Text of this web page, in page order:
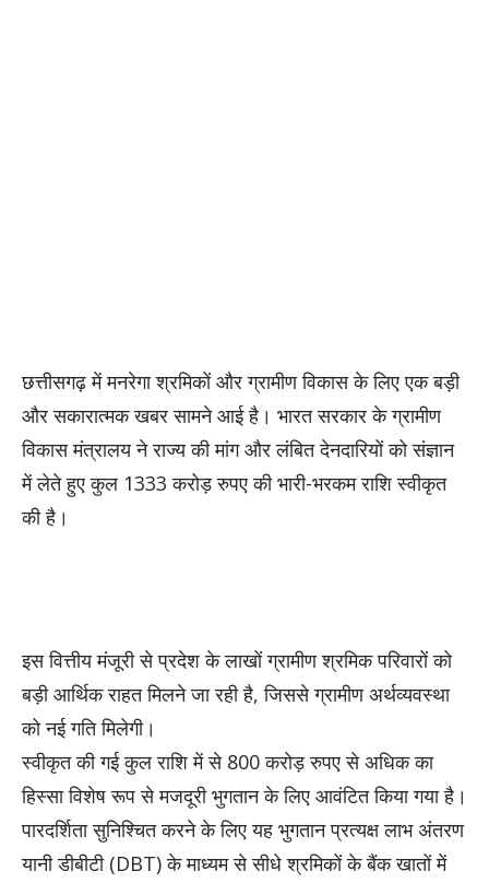
छत्तीसगढ़ में मनरेगा श्रमिकों और ग्रामीण विकास के लिए एक बड़ी
और सकारात्मक खबर सामने आई है। भारत सरकार के ग्रामीण
विकास मंत्रालय ने राज्य की मांग और लंबित देनदारियों को संज्ञान
में लेते हुए कुल 1333 करोड़ रुपए की भारी-भरकम राशि स्वीकृत
की है।
इस वित्तीय मंजूरी से प्रदेश के लाखों ग्रामीण श्रमिक परिवारों को
बड़ी आर्थिक राहत मिलने जा रही है, जिससे ग्रामीण अर्थव्यवस्था
को नई गति मिलेगी।
स्वीकृत की गई कुल राशि में से 800 करोड़ रुपए से अधिक का
हिस्सा विशेष रूप से मजदूरी भुगतान के लिए आवंटित किया गया है।
पारदर्शिता सुनिश्चित करने के लिए यह भुगतान प्रत्यक्ष लाभ अंतरण
यानी डीबीटी (DBT) के माध्यम से सीधे श्रमिकों के बैंक खातों में